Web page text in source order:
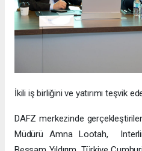
İkili iş birliğini ve yatırımı teşvik
DAFZ merkezinde
Müdürü Amna Lootah,